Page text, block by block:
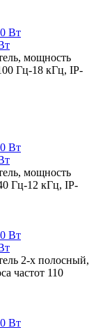
мощность
Гц-18 кГц, IP-
мощность
Гц-12 кГц, IP-
2-х полосный,
частот 110